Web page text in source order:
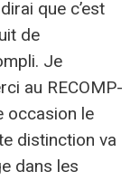
que c’est
de
Je
au RECOMP-
occasion le
distinction va
dans les